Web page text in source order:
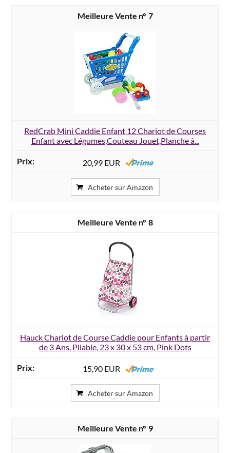
7
RedCrab Mini Caddie Enfant 12 Chariot de Courses
Enfant avec Légumes,Couteau Jouet,Planche à...
20,99 EUR
Acheter sur Amazon
8
Hauck Chariot de Course Caddie pour Enfants à partir
de 3 Ans, Pliable, 23 x 30 x 53 cm, Pink Dots
15,90 EUR
Acheter sur Amazon
9